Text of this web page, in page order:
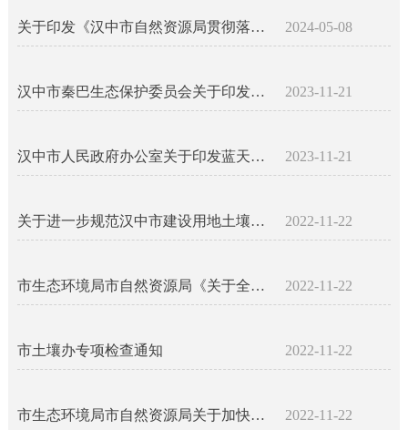
关于印发《汉中市自然资源局贯彻落实<关于加强秦岭区域生态环境保护推进高质量发展的实施意见>的具体措施》的通知 2024-05-08
汉中市秦巴生态保护委员会关于印发《汉中市秦巴生态保护2023年工作要点》的通知 2023-11-21
汉中市人民政府办公室关于印发蓝天碧水净土保卫战2022年工作方案的通知 2023-11-21
关于进一步规范汉中市建设用地土壤污染状况调查工作的通知（汉环函〔2022〕114号） 2022-11-22
市生态环境局市自然资源局《关于全市重点建设用地安全利用工作情况的通报》（汉环函（2022）36 号） 2022-11-22
市土壤办专项检查通知 2022-11-22
市生态环境局市自然资源局关于加快推进2021年重点建设用地安全利用有关问题整改的通知知 汉环函〔2022〕19号 2022-11-22